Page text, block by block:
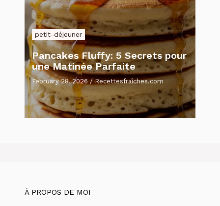
petit-déjeuner
Pancakes Fluffy: 5 Secrets pour
une Matinée Parfaite
February 28, 2026/Recettesfraîches.com
À PROPOS DE MOI